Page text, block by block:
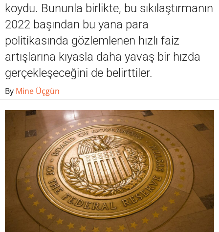
koydu. Bununla birlikte, bu sıkılaştırmanın
2022 başından bu yana para
politikasında gözlemlenen hızlı faiz
artışlarına kıyasla daha yavaş bir hızda
gerçekleşeceğini de belirttiler.
By Mine Üçgün